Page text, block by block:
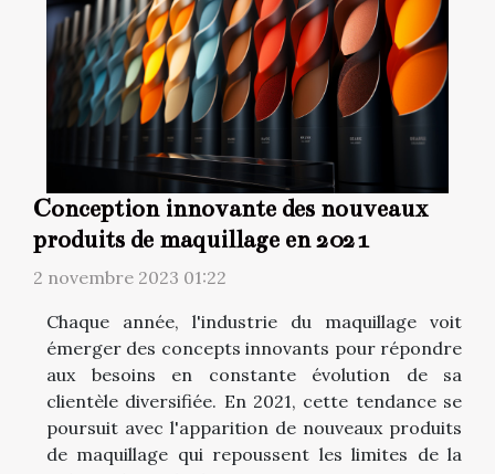
Conception innovante des nouveaux
produits de maquillage en 2021
2 novembre 2023 01:22
Chaque année, l'industrie du maquillage voit
émerger des concepts innovants pour répondre
aux besoins en constante évolution de sa
clientèle diversifiée. En 2021, cette tendance se
poursuit avec l'apparition de nouveaux produits
de maquillage qui repoussent les limites de la